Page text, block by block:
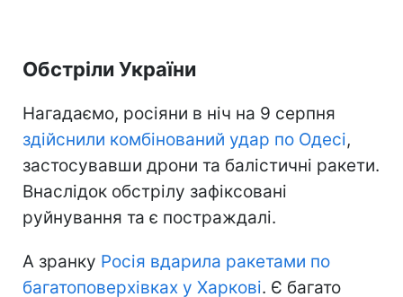
Обстріли України
Нагадаємо, росіяни в ніч на 9 серпня
здійснили комбінований удар по Одесі,
застосувавши дрони та балістичні ракети.
Внаслідок обстрілу зафіксовані
руйнування та є постраждалі.
А зранку Росія вдарила ракетами по
багатоповерхівках у Харкові. Є багато